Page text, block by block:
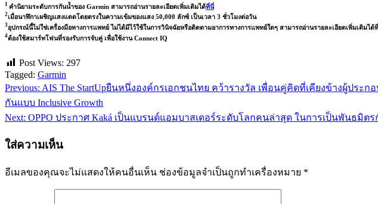
1 คำนิยามระดับการกันน้ำของ Garmin สามารถอ่านรายละเอียดเพิ่มเติมได้ที่นี่
2เมื่อนาฬิกาเผชิญแสงแดดโดยตรงในความเข้มของแสง 50,000 ลักซ์ เป็นเวลา 3 ชั่วโมงต่อวัน
3อุปกรณ์นี้ไม่ใช่เครื่องมือทางการแพทย์ ไม่ได้มีไว้ใช้ในการวินิจฉัยหรือติดตามอาการทางการแพทย์ใดๆ สามารถอ่านรายละเอียดเพิ่มเติมได้ที่
4ต้องใช้สมาร์ทโฟนที่รองรับการจับคู่ เพื่อใช้งาน Connect IQ
Post Views: 297
Tagged: Garmin
แนะแนว
เรื่อง
Previous: AIS The StartUpยืนหนึ่งองค์กรเอกชนไทย คว้ารางวัล เพื่อนคู่คิดที่เคียงข้างผู้ประก
กันแบบ Inclusive Growth
Next: OPPO ประกาศ Kaká เป็นแบรนด์แอมบาสเดอร์ระดับโลกคนล่าสุด ในการเป็นพันธมิตรกั
ใส่ความเห็น
อีเมลของคุณจะไม่แสดงให้คนอื่นเห็น ช่องข้อมูลจำเป็นถูกทำเครื่องหมาย *